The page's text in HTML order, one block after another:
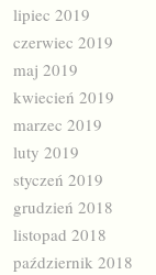
lipiec 2019
czerwiec 2019
maj 2019
kwiecień 2019
marzec 2019
luty 2019
styczeń 2019
grudzień 2018
listopad 2018
październik 2018